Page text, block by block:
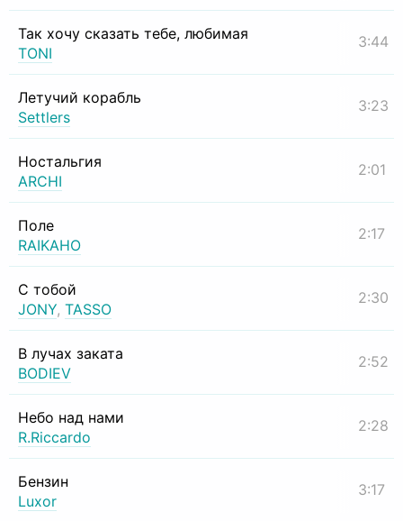
Так хочу сказать тебе, любимая
TONI
3:44
Летучий корабль
Settlers
3:23
Ностальгия
ARCHI
2:01
Поле
RAIKAHO
2:17
С тобой
JONY, TASSO
2:30
В лучах заката
BODIEV
2:52
Небо над нами
R.Riccardo
2:28
Бензин
Luxor
3:17